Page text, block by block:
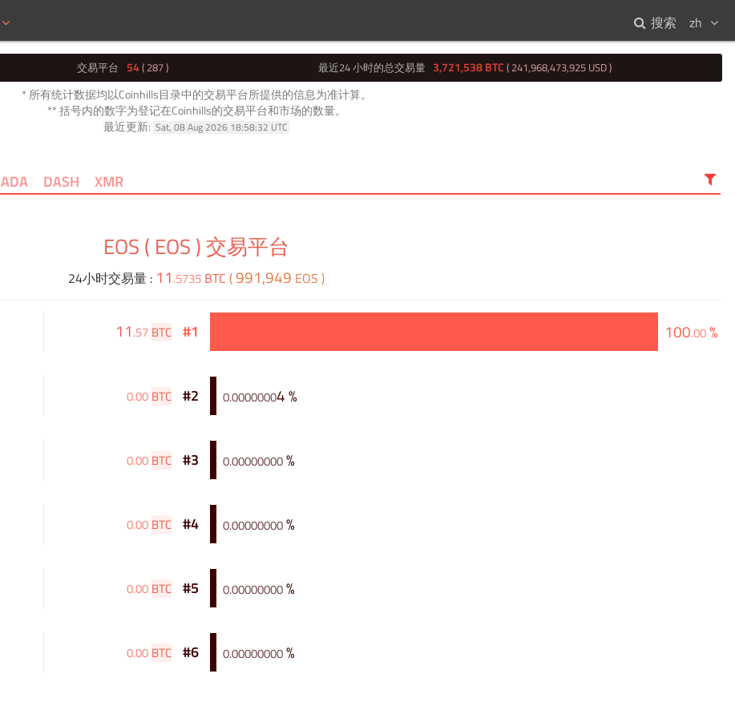
zh
搜索
交易平台 54( 287 ) 最近24 小时的总交易量 3,721,538 BTC ( 241,968,473,925 USD )
* 所有统计数据均以Coinhills目录中的交易平台所提供的信息为准计算。
** 括号内的数字为登记在Coinhills的交易平台和市场的数量。
最近更新: Sat, 08 Aug 2026 18:58:32 UTC
ADA DASH XMR
EOS ( EOS ) 交易平台
24小时交易量 : 11.5735 BTC (991,949 EOS )
11.57 BTC #1 100.00%
0.00 BTC #2 0.00000004%
0.00 BTC #3 0.00000000%
0.00 BTC #4 0.00000000%
0.00 BTC #5 0.00000000%
0.00 BTC #6 0.00000000%